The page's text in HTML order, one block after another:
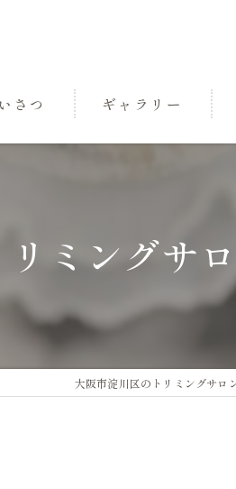
さつ ギャラリー
リミングサ
大阪市淀川区のトリミングサ